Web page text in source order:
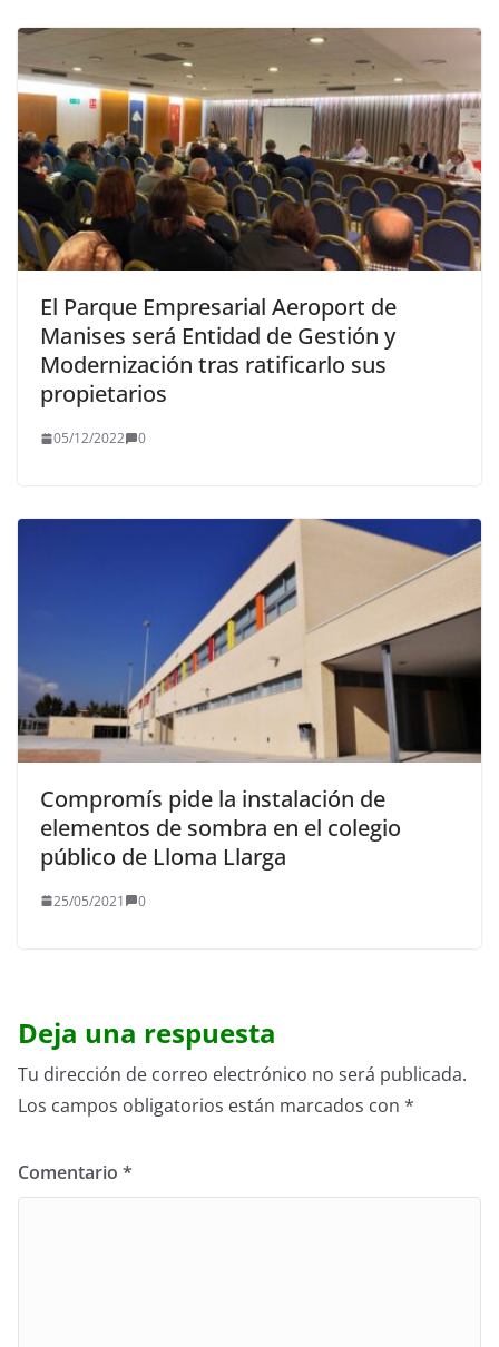
El Parque Empresarial Aeroport de
Manises será Entidad de Gestión y
Modernización tras ratificarlo sus
propietarios
05/12/2022 0
Compromís pide la instalación de
elementos de sombra en el colegio
público de Lloma Llarga
25/05/2021 0
Deja una respuesta
Tu dirección de correo electrónico no será publicada.
Los campos obligatorios están marcados con *
Comentario *